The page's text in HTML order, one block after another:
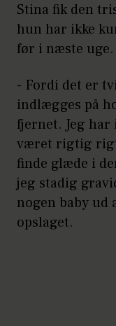
Stina fik den
hun har ikke
før i næste uge.
- Fordi det er
indlægges på
fjernet. Jeg
været rigtig
finde glæde i
jeg stadig
nogen baby ud
opslaget.